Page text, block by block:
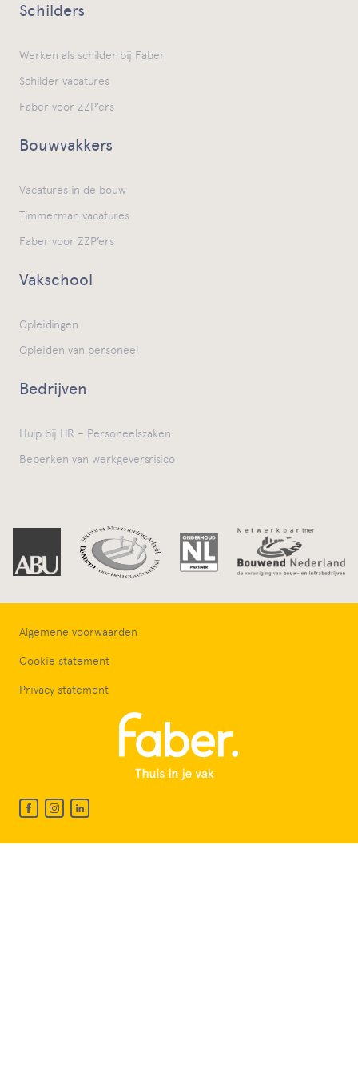
Schilders
Werken als schilder bij Faber
Schilder vacatures
Faber voor ZZP’ers
Bouwvakkers
Vacatures in de bouw
Timmerman vacatures
Faber voor ZZP’ers
Vakschool
Opleidingen
Opleiden van personeel
Bedrijven
Hulp bij HR – Personeelszaken
Beperken van werkgeversrisico
Algemene voorwaarden
Cookie statement
Privacy statement